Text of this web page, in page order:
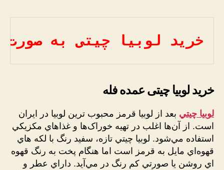
خرید لوبیا چیتی به صورت
خرید لوبیا چیتی عمده فله
لوبيا چيتي بعد از لوبيا قرمز محبوب ترين لوبيا در ايران
است. از آن‌ها اغلب در تهيه خوراک‌ها و غذاهاي مکزيکي
استفاده مي‌شود. لوبيا چيتي تازه، سفيد رنگ با لکه هاي
قهوه‌اي مايل به قرمز است اما هنگام پخت به رنگ قهوه
اي روشن يا صورتي کم رنگ در مي‌آيد. داراي عطر و